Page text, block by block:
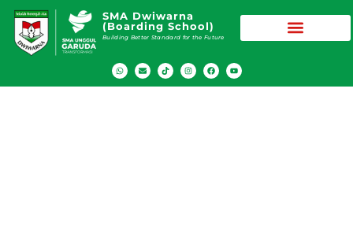
SMA Dwiwarna
(Boarding School)
Building Better Standard for the Future